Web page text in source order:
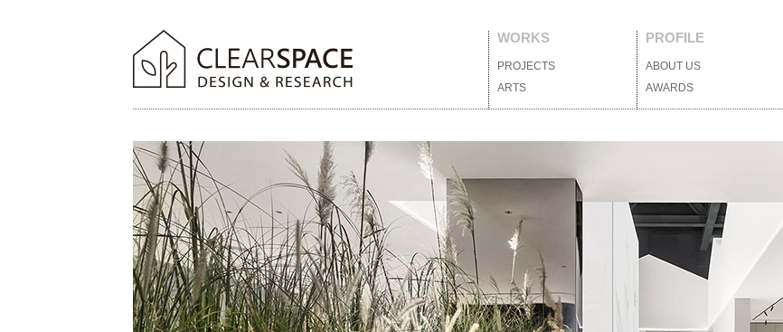
WORKS
PROJECTS
ARTS
PROFILE
ABOUT US
AWARDS